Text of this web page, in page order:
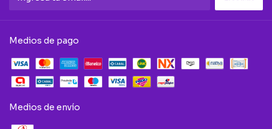
Medios de pago
Medios de envío